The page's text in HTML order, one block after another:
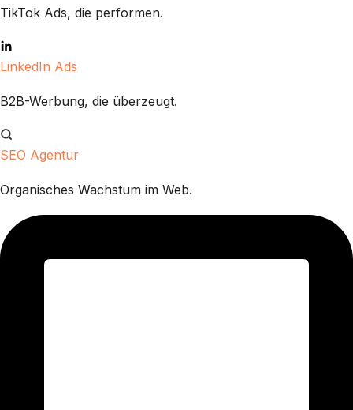
TikTok Ads, die performen.
LinkedIn Ads
B2B-Werbung, die überzeugt.
SEO Agentur
Organisches Wachstum im Web.